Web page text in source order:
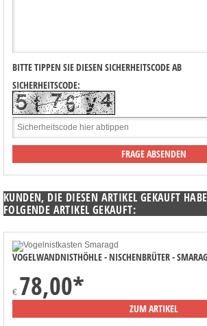
BITTE TIPPEN SIE DIESEN SICHERHEITSCODE AB
SICHERHEITSCODE:
KUNDEN, DIE DIESEN ARTIKEL GEKAUFT
FOLGENDE ARTIKEL GEKAUFT:
VOGELWANDNISTHÖHLE - NISCHENBRÜTER -
€ 78,00*
ZUM ARTIKEL